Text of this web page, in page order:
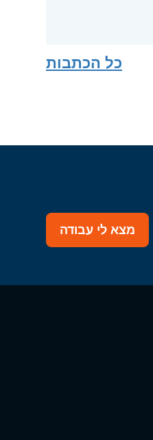
כל הכתבות
מצא לי עבודה